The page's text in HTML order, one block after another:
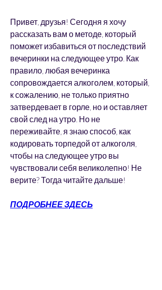
Привет, друзья! Сегодня я хочу
рассказать вам о методе, который
поможет избавиться от последствий
вечеринки на следующее утро. Как
правило, любая вечеринка
сопровождается алкоголем, который,
к сожалению, не только приятно
затвердевает в горле, но и оставляет
свой след на утро. Но не
переживайте, я знаю способ, как
кодировать торпедой от алкоголя,
чтобы на следующее утро вы
чувствовали себя великолепно! Не
верите? Тогда читайте дальше!
ПОДРОБНЕЕ ЗДЕСЬ